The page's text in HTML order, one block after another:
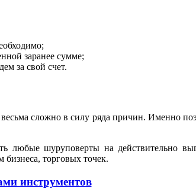
заранее сумме;
за свой счет.
сложно в силу ряда причин. Именно
любые шуруповерты на действительно
торговых точек.
инструментов